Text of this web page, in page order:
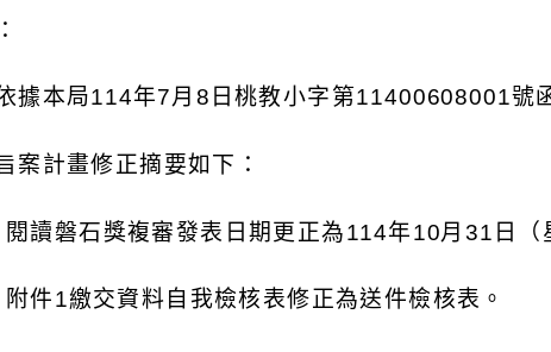
據本局114年7月 8 日桃教小字第11400608001號
案計畫修正摘要如下：
閱讀磐石獎複審發表日期更正為114年10月 31 日（
附件1繳交資料自我檢核表修正為送件檢核表。